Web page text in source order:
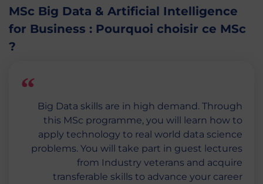
MSc Big Data & Artificial Intelligence
for Business : Pourquoi choisir ce MSc
?
Big Data skills are in high demand. Through
this MSc programme, you will learn how to
apply technology to real world data science
problems. You will take part in guest lectures
from Industry veterans and acquire
transferable skills to advance your career